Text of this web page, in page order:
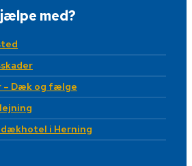
med?
– Dæk og fælge
i Herning